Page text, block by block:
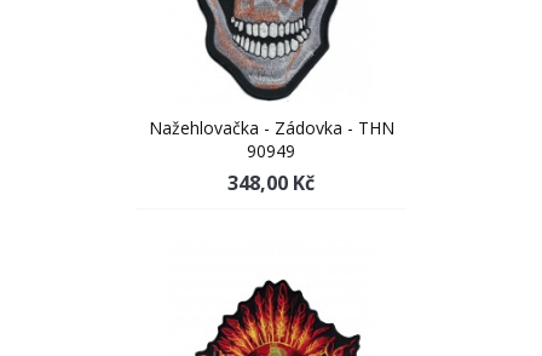
Nažehlovačka - Zádovka - THN
90949
348,00 Kč